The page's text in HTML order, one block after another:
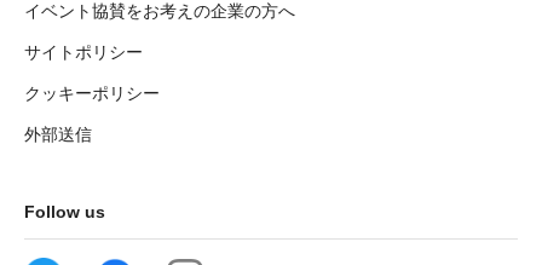
イベント協賛をお考えの企業の方へ
サイトポリシー
クッキーポリシー
外部送信
Follow us